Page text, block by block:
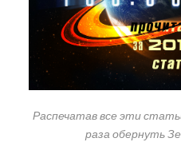
Распечатав все эти
раза обернуть